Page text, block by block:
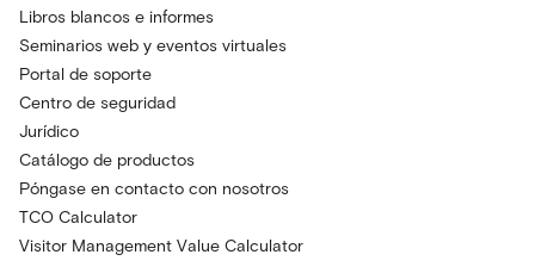
Libros blancos e informes
Seminarios web y eventos virtuales
Portal de soporte
Centro de seguridad
Jurídico
Catálogo de productos
Póngase en contacto con nosotros
TCO Calculator
Visitor Management Value Calculator